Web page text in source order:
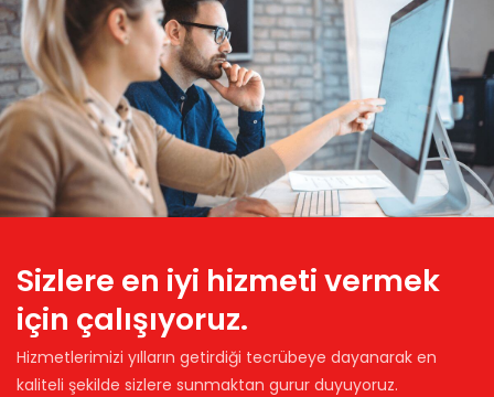
Sizlere en iyi hizmeti vermek
için çalışıyoruz.
Hizmetlerimizi yılların getirdiği tecrübeye dayanarak en
kaliteli şekilde sizlere sunmaktan gurur duyuyoruz.